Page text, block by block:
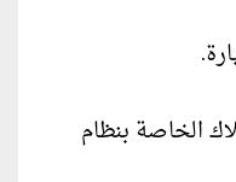
الخاصة بنظام